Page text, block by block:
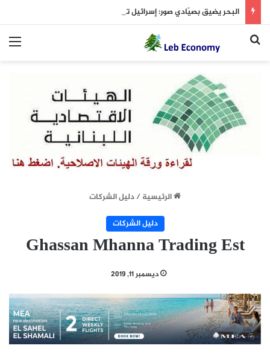
بحث عن
الرئيسية/دليل الشركات
دليل الشركات
Ghassan Mhanna Trading Est
ديسمبر 11, 2019